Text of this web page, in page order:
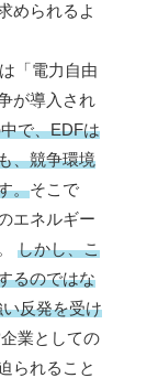
められるよ
「電力自由
が導入され
で、EDFは
、競争環境
。そこで
エネルギー
しかし、こ
るのではな
反発を受け
業としての
られること